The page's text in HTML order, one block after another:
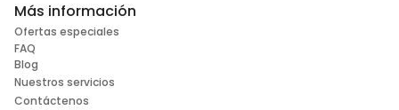
Más información
Ofertas especiales
FAQ
Blog
Nuestros servicios
Contáctenos